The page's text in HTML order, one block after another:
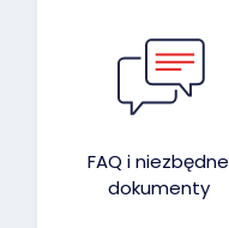
FAQ i niezbędne
dokumenty